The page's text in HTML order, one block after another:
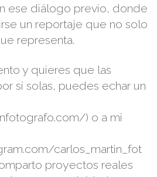
ese diálogo previo, donde
un reportaje que no solo
representa.
y quieres que las
sí solas, puedes echar un
) o a mi
carlos_martin_fot
proyectos reales